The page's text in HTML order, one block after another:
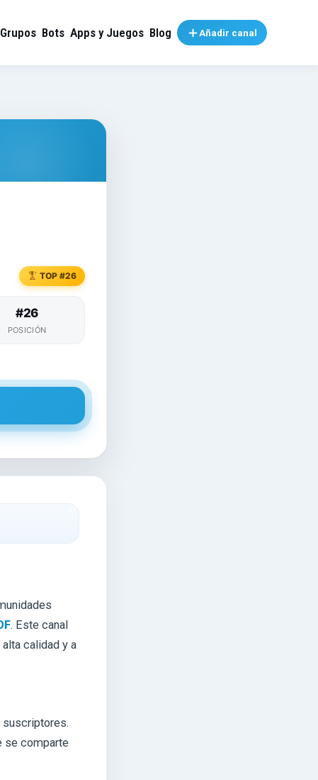
Grupos Bots Apps y Juegos Blog Añadir canal
TOP #26
#26
POSICIÓN
. Este canal
calidad y a
suscriptores.
se comparte